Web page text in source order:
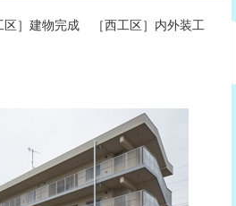
］建物完成 ［西工区］内外装工